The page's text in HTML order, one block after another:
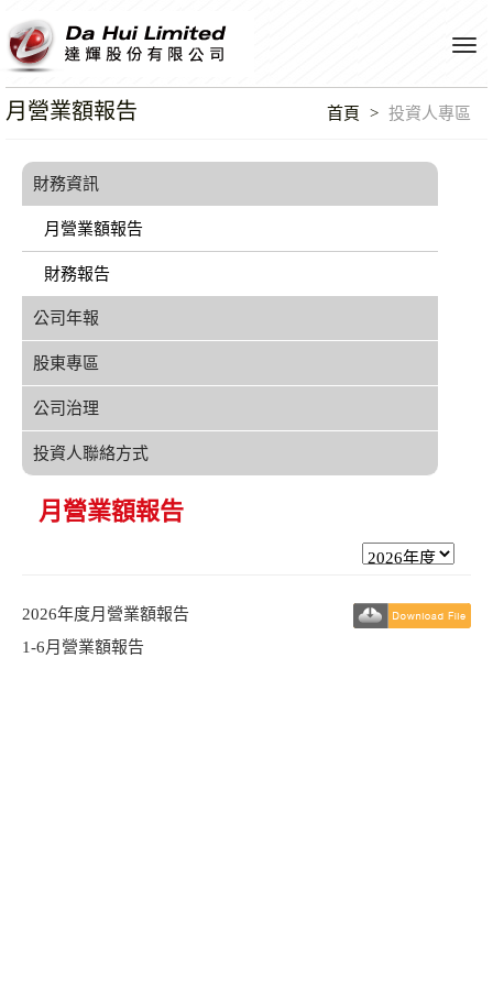
月營業額報告 首頁 投資人專區
財務資訊
月營業額報告
財務報告
公司年報
股東專區
公司治理
投資人聯絡方式
月營業額報告
2026年度月營業額報告
1-6月營業額報告